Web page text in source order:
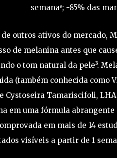
semana⁶; -85% das
outros ativos do mercado,
de melanina antes que
o tom natural da pele³.
(também conhecida como
Cystoseira Tamariscifoli,
em uma fórmula
em mais de 14
visíveis a partir de 1